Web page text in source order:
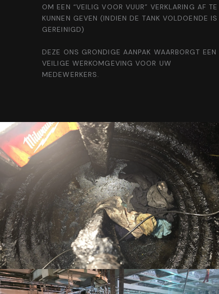
OM EEN “VEILIG VOOR VUUR” VERKLARING AF TE
KUNNEN GEVEN (INDIEN DE TANK VOLDOENDE IS
GEREINIGD)
DEZE ONS GRONDIGE AANPAK WAARBORGT EEN
VEILIGE WERKOMGEVING VOOR UW
MEDEWERKERS.